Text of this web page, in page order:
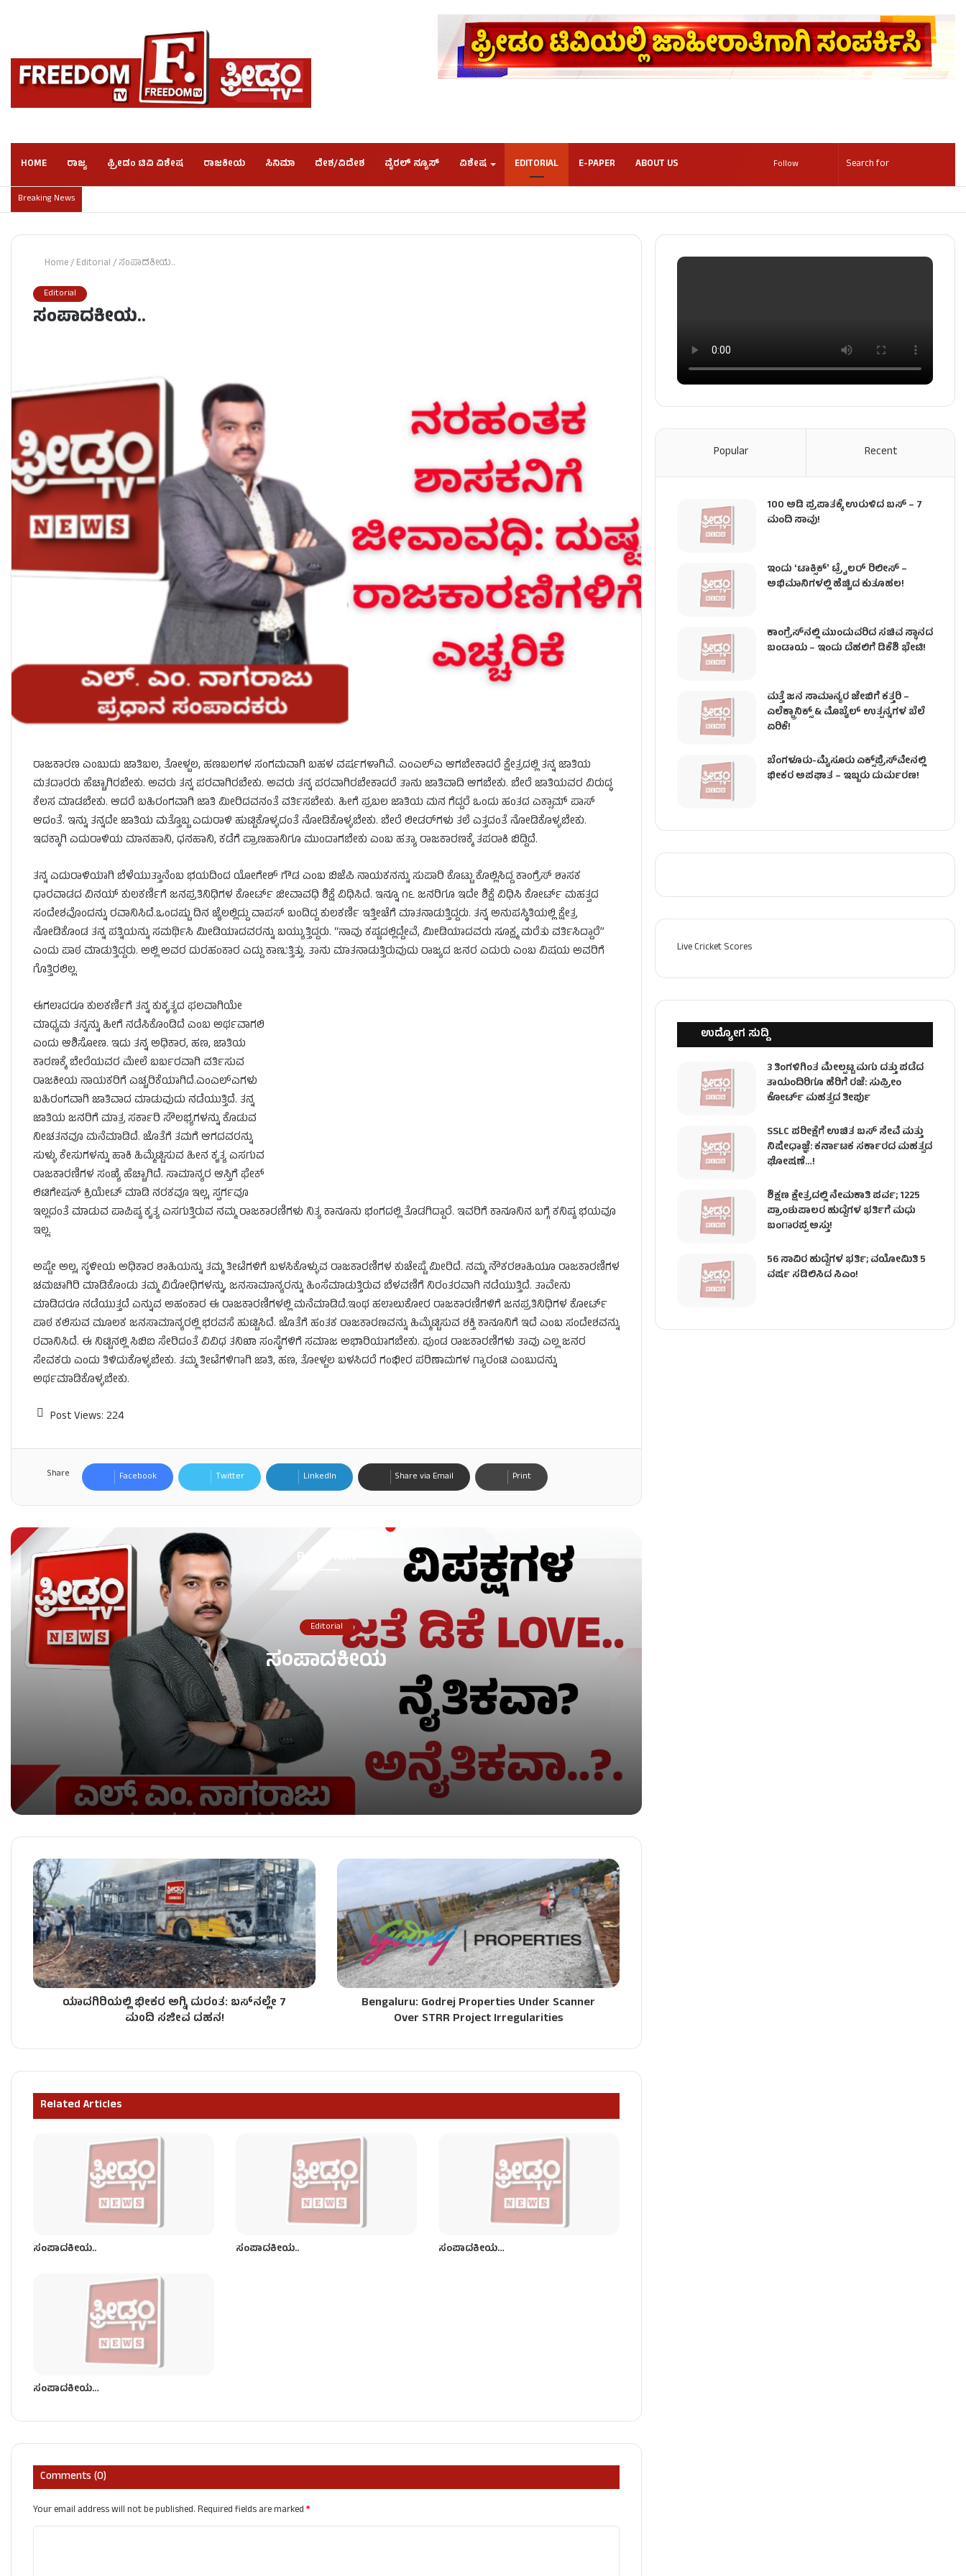
HOME ರಾಜ್ಯ ಫ್ರೀಡಂ ಟಿವಿ ವಿಶೇಷ ರಾಜಕೀಯ ಸಿನಿಮಾ ದೇಶ/ವಿದೇಶ ವೈರಲ್ ನ್ಯೂಸ್ ವಿಶೇಷ EDITORIAL E-PAPER ABOUT US Follow
Breaking News
Home/Editorial/ಸಂಪಾದಕೀಯ..
Editorial
ಸಂಪಾದಕೀಯ..
ರಾಜಕಾರಣ ಎಂಬುದು ಜಾತಿಬಲ, ತೋಳ್ಬಲ, ಹಣಬಲಗಳ ಸಂಗಮವಾಗಿ ಬಹಳ ವರ್ಷಗಳಾಗಿವೆ. ಎಂಎಲ್‌ಎ ಆಗಬೇಕಾದರೆ ಕ್ಷೇತ್ರದಲ್ಲಿ ತನ್ನ ಜಾತಿಯ
ಮತದಾರರು ಹೆಚ್ಚಾಗಿರಬೇಕು. ಅವರು ತನ್ನ ಪರವಾಗಿರಬೇಕು. ಅವರು ತನ್ನ ಪರವಾಗಿರಬೇಕಾದರೆ ತಾನು ಜಾತಿವಾದಿ ಆಗಬೇಕು. ಬೇರೆ ಜಾತಿಯವರ ವಿರುದ್ಧ
ಕೆಲಸ ಮಾಡಬೇಕು. ಆದರೆ ಬಹಿರಂಗವಾಗಿ ಜಾತಿ ಮೀರಿದವನಂತೆ ವರ್ತಿಸಬೇಕು. ಹೀಗೆ ಪ್ರಬಲ ಜಾತಿಯ ಮನ ಗೆದ್ದರೆ ಒಂದು ಹಂತದ ಎಕ್ಸಾಮ್ ಪಾಸ್
ಆದಂತೆ. ಇನ್ನು ತನ್ನದೇ ಜಾತಿಯ ಮತ್ತೊಬ್ಬ ಎದುರಾಳಿ ಹುಟ್ಟಿಕೊಳ್ಳದಂತೆ ನೋಡಿಕೊಳ್ಳಬೇಕು. ಬೇರೆ ಲೀಡರ್‌ಗಳು ತಲೆ ಎತ್ತದಂತೆ ನೋಡಿಕೊಳ್ಳಬೇಕು.
ಇದಕ್ಕಾಗಿ ಎದುರಾಳಿಯ ಮಾನಹಾನಿ, ಧನಹಾನಿ, ಕಡೆಗೆ ಪ್ರಾಣಹಾನಿಗೂ ಮುಂದಾಗಬೇಕು ಎಂಬ ಹತ್ಯಾ ರಾಜಕಾರಣಕ್ಕೆ ತಪರಾಕಿ ಬಿದ್ದಿದೆ.
ತನ್ನ ಎದುರಾಳಿಯಾಗಿ ಬೆಳೆಯುತ್ತಾನೆಂಬ ಭಯದಿಂದ ಯೋಗೇಶ್ ಗೌಡ ಎಂಬ ಬಿಜೆಪಿ ನಾಯಕನನ್ನು ಸುಪಾರಿ ಕೊಟ್ಟು ಕೊಲ್ಲಿಸಿದ್ದ ಕಾಂಗ್ರೆಸ್ ಶಾಸಕ
ಧಾರವಾಡದ ವಿನಯ್ ಕುಲಕರ್ಣಿಗೆ ಜನಪ್ರತಿನಿಧಿಗಳ ಕೋರ್ಟ್ ಜೀವಾವಧಿ ಶಿಕ್ಷೆ ವಿಧಿಸಿದೆ. ಇನ್ನೂ ೧೬ ಜನರಿಗೂ ಇದೇ ಶಿಕ್ಷೆ ವಿಧಿಸಿ ಕೋರ್ಟ್ ಮಹತ್ವದ
ಸಂದೇಶವೊಂದನ್ನು ರವಾನಿಸಿದೆ.ಒಂದಷ್ಟು ದಿನ ಜೈಲಲ್ಲಿದ್ದು ವಾಪಸ್ ಬಂದಿದ್ದ ಕುಲಕರ್ಣಿ ಇತ್ತೀಚೆಗೆ ಮಾತನಾಡುತ್ತಿದ್ದರು. ತನ್ನ ಅನುಪಸ್ಥಿತಿಯಲ್ಲಿ ಕ್ಷೇತ್ರ
ನೋಡಿಕೊಂಡ ತನ್ನ ಪತ್ನಿಯನ್ನು ಸಮರ್ಥಿಸಿ ಮೀಡಿಯಾದವರನ್ನು ಬಯ್ಯುತ್ತಿದ್ದರು. “ನಾವು ಕಷ್ಟದಲ್ಲಿದ್ದೇವೆ, ಮೀಡಿಯಾದವರು ಸೂಕ್ಷ್ಮ ಮರೆತು ವರ್ತಿಸಿದ್ದಾರೆ”
ಎಂದು ಪಾಠ ಮಾಡುತ್ತಿದ್ದರು. ಅಲ್ಲಿ ಅವರ ದುರಹಂಕಾರ ಎದ್ದು ಕಾಣುತ್ತಿತ್ತು. ತಾನು ಮಾತನಾಡುತ್ತಿರುವುದು ರಾಜ್ಯದ ಜನರ ಎದುರು ಎಂಬ ವಿಷಯ ಅವರಿಗೆ
ಗೊತ್ತಿರಲಿಲ್ಲ.
ಈಗಲಾದರೂ ಕುಲಕರ್ಣಿಗೆ ತನ್ನ ಕುಕೃತ್ಯದ ಫಲವಾಗಿಯೇ
ಮಾಧ್ಯಮ ತನ್ನನ್ನು ಹೀಗೆ ನಡೆಸಿಕೊಂಡಿದೆ ಎಂಬ ಅರ್ಥವಾಗಲಿ
ಎಂದು ಆಶಿಸೋಣ. ಇದು ತನ್ನ ಅಧಿಕಾರ, ಹಣ, ಜಾತಿಯ
ಕಾರಣಕ್ಕೆ ಬೇರೆಯವರ ಮೇಲೆ ಬರ್ಬರವಾಗಿ ವರ್ತಿಸುವ
ರಾಜಕೀಯ ನಾಯಕರಿಗೆ ಎಚ್ಚರಿಕೆಯಾಗಿದೆ.ಎಂಎಲ್‌ಎಗಳು
ಬಹಿರಂಗವಾಗಿ ಜಾತಿವಾದ ಮಾಡುವುದು ನಡೆಯುತ್ತಿದೆ. ತನ್ನ
ಜಾತಿಯ ಜನರಿಗೆ ಮಾತ್ರ ಸರ್ಕಾರಿ ಸೌಲಭ್ಯಗಳನ್ನು ಕೊಡುವ
ನೀಚತನವೂ ಮನೆಮಾಡಿದೆ. ಜೊತೆಗೆ ತಮಗೆ ಆಗದವರನ್ನು
ಸುಳ್ಳು ಕೇಸುಗಳನ್ನು ಹಾಕಿ ಹಿಮ್ಮೆಟ್ಟಿಸುವ ಹೀನ ಕೃತ್ಯ ಎಸಗುವ
ರಾಜಕಾರಣಿಗಳ ಸಂಖ್ಯೆ ಹೆಚ್ಚಾಗಿದೆ. ಸಾಮಾನ್ಯರ ಆಸ್ತಿಗೆ ಫೇಕ್
ಲಿಟಿಗೇಷನ್ ಕ್ರಿಯೇಟ್ ಮಾಡಿ ನರಕವೂ ಇಲ್ಲ, ಸ್ವರ್ಗವೂ
ಇಲ್ಲದಂತೆ ಮಾಡುವ ಪಾಪಿಷ್ಠ ಕೃತ್ಯ ಎಸಗುತ್ತಿರುವ ನಮ್ಮ ರಾಜಕಾರಣಿಗಳು ನಿತ್ಯ ಕಾನೂನು ಭಂಗದಲ್ಲಿ ತೊಡಗಿದ್ದಾರೆ. ಇವರಿಗೆ ಕಾನೂನಿನ ಬಗ್ಗೆ ಕನಿಷ್ಠ ಭಯವೂ
ಇಲ್ಲ.
ಅಷ್ಟೇ ಅಲ್ಲ, ಸ್ಥಳೀಯ ಅಧಿಕಾರ ಶಾಹಿಯನ್ನು ತಮ್ಮ ತೀಟೆಗಳಿಗೆ ಬಳಸಿಕೊಳ್ಳುವ ರಾಜಕಾರಣಿಗಳ ಕುಚೇಷ್ಟೆ ಮೀರಿದೆ. ನಮ್ಮ ನೌಕರಶಾಹಿಯೂ ರಾಜಕಾರಣಿಗಳ
ಚಮಚಾಗಿರಿ ಮಾಡಿಕೊಂಡು ತಮ್ಮ ವಿರೋಧಿಗಳನ್ನು, ಜನಸಾಮಾನ್ಯರನ್ನು ಹಿಂಸೆಮಾಡುತ್ತಿರುವ ಬೆಳವಣಿಗೆ ನಿರಂತರವಾಗಿ ನಡೆಯುತ್ತಿದೆ. ತಾವೇನು
ಮಾಡಿದರೂ ನಡೆಯುತ್ತದೆ ಎನ್ನುವ ಅಹಂಕಾರ ಈ ರಾಜಕಾರಣಿಗಳಲ್ಲಿ ಮನೆಮಾಡಿದೆ.ಇಂಥ ಹಲಾಲುಕೋರ ರಾಜಕಾರಣಿಗಳಿಗೆ ಜನಪ್ರತಿನಿಧಿಗಳ ಕೋರ್ಟ್
ಪಾಠ ಕಲಿಸುವ ಮೂಲಕ ಜನಸಾಮಾನ್ಯರಲ್ಲಿ ಭರವಸೆ ಹುಟ್ಟಿಸಿದೆ. ಜೊತೆಗೆ ಹಂತಕ ರಾಜಕಾರಣವನ್ನು ಹಿಮ್ಮೆಟ್ಟಿಸುವ ಶಕ್ತಿ ಕಾನೂನಿಗೆ ಇದೆ ಎಂಬ ಸಂದೇಶವನ್ನು
ರವಾನಿಸಿದೆ. ಈ ನಿಟ್ಟಿನಲ್ಲಿ ಸಿಬಿಐ ಸೇರಿದಂತೆ ವಿವಿಧ ತನಿಖಾ ಸಂಸ್ಥೆಗಳಿಗೆ ಸಮಾಜ ಅಭಾರಿಯಾಗಬೇಕು. ಪುಂಡ ರಾಜಕಾರಣಿಗಳು ತಾವು ಎಲ್ಲ ಜನರ
ಸೇವಕರು ಎಂದು ತಿಳಿದುಕೊಳ್ಳಬೇಕು. ತಮ್ಮ ತೀಟೆಗಳಿಗಾಗಿ ಜಾತಿ, ಹಣ, ತೋಳ್ಬಲ ಬಳಸಿದರೆ ಗಂಭೀರ ಪರಿಣಾಮಗಳ ಗ್ಯಾರಂಟಿ ಎಂಬುದನ್ನು
ಅರ್ಥಮಾಡಿಕೊಳ್ಳಬೇಕು.
Post Views: 224
Share Facebook Twitter LinkedIn Share via Email Print
Editorial
ಸಂಪಾದಕೀಯ
ಸಂಪಾದಕೀಯ
ಸಂಪಾದಕೀಯ…
ಸಂಪಾದಕೀಯ…
ಸಂಪಾದಕೀಯ..
ಯಾದಗಿರಿಯಲ್ಲಿ ಭೀಕರ ಅಗ್ನಿ ದುರಂತ: ಬಸ್‌ನಲ್ಲೇ 7
ಮಂದಿ ಸಜೀವ ದಹನ!
Bengaluru: Godrej Properties Under Scanner
Over STRR Project Irregularities
Related Articles
ಸಂಪಾದಕೀಯ.. ಸಂಪಾದಕೀಯ.. ಸಂಪಾದಕೀಯ…
ಸಂಪಾದಕೀಯ…
Comments (0)
Your email address will not be published.Required fields are marked*
Popular Recent
100 ಅಡಿ ಪ್ರಪಾತಕ್ಕೆ ಉರುಳಿದ ಬಸ್‌ – 7
ಮಂದಿ ಸಾವು!
ಇಂದು ʻಟಾಕ್ಸಿಕ್ʼ ಟ್ರೈಲರ್ ರಿಲೀಸ್‌ –
ಅಭಿಮಾನಿಗಳಲ್ಲಿ ಹೆಚ್ಚಿದ ಕುತೂಹಲ!
ಕಾಂಗ್ರೆಸ್​ನಲ್ಲಿ ಮುಂದುವರಿದ ಸಚಿವ ಸ್ಥಾನದ
ಬಂಡಾಯ – ಇಂದು ದೆಹಲಿಗೆ ಡಿಕೆಶಿ ಭೇಟಿ!
ಮತ್ತೆ ಜನ ಸಾಮಾನ್ಯರ ಜೇಬಿಗೆ ಕತ್ತರಿ –
ಎಲೆಕ್ಟ್ರಾನಿಕ್ಸ್ & ಮೊಬೈಲ್ ಉತ್ಪನ್ನಗಳ ಬೆಲೆ
ಏರಿಕೆ!
ಬೆಂಗಳೂರು-ಮೈಸೂರು ಎಕ್ಸ್‌ಪ್ರೆಸ್‌ವೇನಲ್ಲಿ
ಭೀಕರ ಅಪಘಾತ – ಇಬ್ಬರು ದುರ್ಮರಣ!
Live Cricket Scores
ಉದ್ಯೋಗ ಸುದ್ದಿ
3 ತಿಂಗಳಿಗಿಂತ ಮೇಲ್ಪಟ್ಟ ಮಗು ದತ್ತು ಪಡೆದ
ತಾಯಂದಿರಿಗೂ ಹೆರಿಗೆ ರಜೆ: ಸುಪ್ರೀಂ
ಕೋರ್ಟ್ ಮಹತ್ವದ ತೀರ್ಪು
SSLC ಪರೀಕ್ಷೆಗೆ ಉಚಿತ ಬಸ್ ಸೇವೆ ಮತ್ತು
ನಿಷೇಧಾಜ್ಞೆ: ಕರ್ನಾಟಕ ಸರ್ಕಾರದ ಮಹತ್ವದ
ಘೋಷಣೆ…!
ಶಿಕ್ಷಣ ಕ್ಷೇತ್ರದಲ್ಲಿ ನೇಮಕಾತಿ ಪರ್ವ; 1225
ಪ್ರಾಂಶುಪಾಲರ ಹುದ್ದೆಗಳ ಭರ್ತಿಗೆ ಮಧು
ಬಂಗಾರಪ್ಪ ಅಸ್ತು!
56 ಸಾವಿರ ಹುದ್ದೆಗಳ ಭರ್ತಿ; ವಯೋಮಿತಿ 5
ವರ್ಷ ಸಡಿಲಿಸಿದ ಸಿಎಂ!